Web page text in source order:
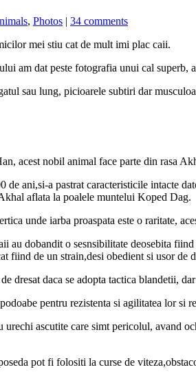
, Photos | 34 comments
mei stiu cat de mult imi plac caii.
am dat peste fotografia unui cal superb,
sau lung, picioarele subtiri dar
acest nobil animal face parte din rasa
de ani,si-a pastrat caracteristicile intacte
aflata la poalele muntelui Koped Dag.
unde iarba proaspata este o raritate,
au dobandit o sesnsibilitate deosebita
fiind de un strain,desi obedient si usor de
dresat daca se adopta tactica blandetii,
pentru rezistenta si agilitatea lor si
ascutite care simt pericolul, avand
pot fi folositi la curse de